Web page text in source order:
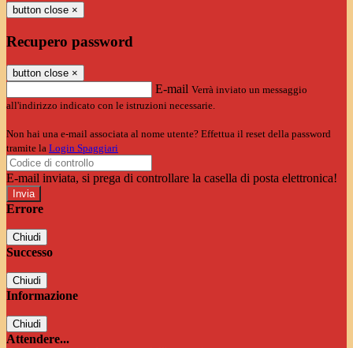
button close ×
Recupero password
button close ×
E-mail Verrà inviato un messaggio
all'indirizzo indicato con le istruzioni necessarie.
Non hai una e-mail associata al nome utente? Effettua il reset della password
tramite la Login Spaggiari
E-mail inviata, si prega di controllare la casella di posta elettronica!
Errore
Chiudi
Successo
Chiudi
Informazione
Chiudi
Attendere...